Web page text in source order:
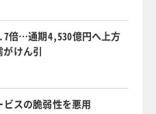
倍…通期4,530億円へ上方
けん引
スの脆弱性を悪用